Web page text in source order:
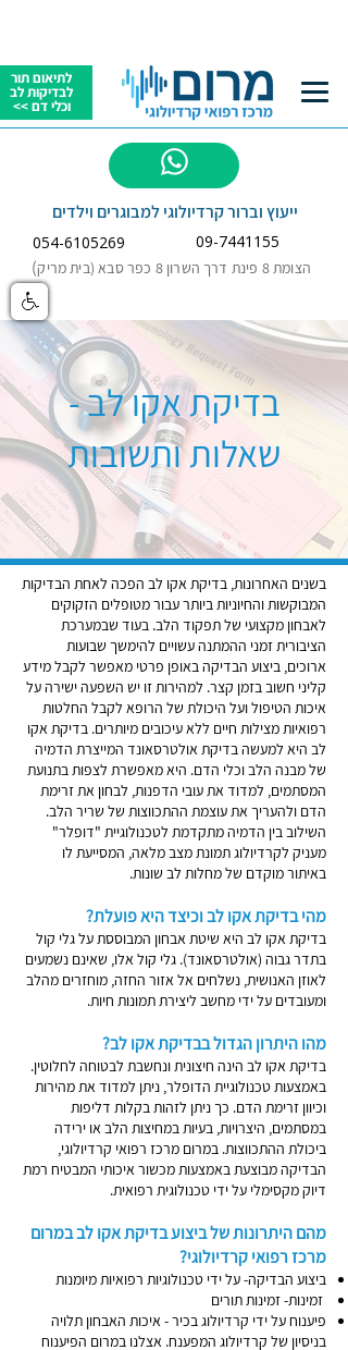
לתיאום תור
לבדיקות לב
וכלי דם >>
הצומת 8 פינת דרך השרון 8 כפר סבא (בית מריק )
054-6105269 09-7441155
ייעוץ וברור קרדיולוגי למבוגרים וילדים
לשאלות
בדיקת אקו לב -
שאלות ותשובות
בשנים האחרונות, בדיקת אקו לב הפכה לאחת הבדיקות
המבוקשות והחיוניות ביותר עבור מטופלים הזקוקים
לאבחון מקצועי של תפקוד הלב. בעוד שבמערכת
הציבורית זמני ההמתנה עשויים להימשך שבועות
ארוכים, ביצוע הבדיקה באופן פרטי מאפשר לקבל מידע
קליני חשוב בזמן קצר. למהירות זו יש השפעה ישירה על
איכות הטיפול ועל היכולת של הרופא לקבל החלטות
רפואיות מצילות חיים ללא עיכובים מיותרים. בדיקת אקו
לב היא למעשה בדיקת אולטרסאונד המייצרת הדמיה
של מבנה הלב וכלי הדם. היא מאפשרת לצפות בתנועת
המסתמים, למדוד את עובי הדפנות, לבחון את זרימת
הדם ולהעריך את עוצמת ההתכווצות של שריר הלב.
השילוב בין הדמיה מתקדמת לטכנולוגיית "דופלר"
מעניק לקרדיולוג תמונת מצב מלאה, המסייעת לו
באיתור מוקדם של מחלות לב שונות.
מהי בדיקת אקו לב וכיצד היא פועלת?
בדיקת אקו לב היא שיטת אבחון המבוססת על גלי קול
בתדר גבוה (אולטרסאונד). גלי קול אלו, שאינם נשמעים
לאוזן האנושית, נשלחים אל אזור החזה, מוחזרים מהלב
ומעובדים על ידי מחשב ליצירת תמונות חיות.
מהו היתרון הגדול בבדיקת אקו לב?
בדיקת אקו לב הינה חיצונית ונחשבת לבטוחה לחלוטין.
באמצעות טכנולוגיית הדופלר, ניתן למדוד את מהירות
וכיוון זרימת הדם. כך ניתן לזהות בקלות דליפות
במסתמים, היצרויות, בעיות במחיצות הלב או ירידה
ביכולת ההתכווצות. במרום מרכז רפואי קרדיולוגי,
הבדיקה מבוצעת באמצעות מכשור איכותי המבטיח רמת
דיוק מקסימלי על ידי טכנולוגית רפואית.
מהם היתרונות של ביצוע בדיקת אקו לב במרום
מרכז רפואי קרדיולוגי?
ביצוע הבדיקה- על ידי טכנולוגיות רפואיות מיומנות
זמינות- זמינות תורים
פיענוח על ידי קרדיולוג בכיר - איכות האבחון תלויה
בניסיון של קרדיולוג המפענח. אצלנו במרום הפיענוח